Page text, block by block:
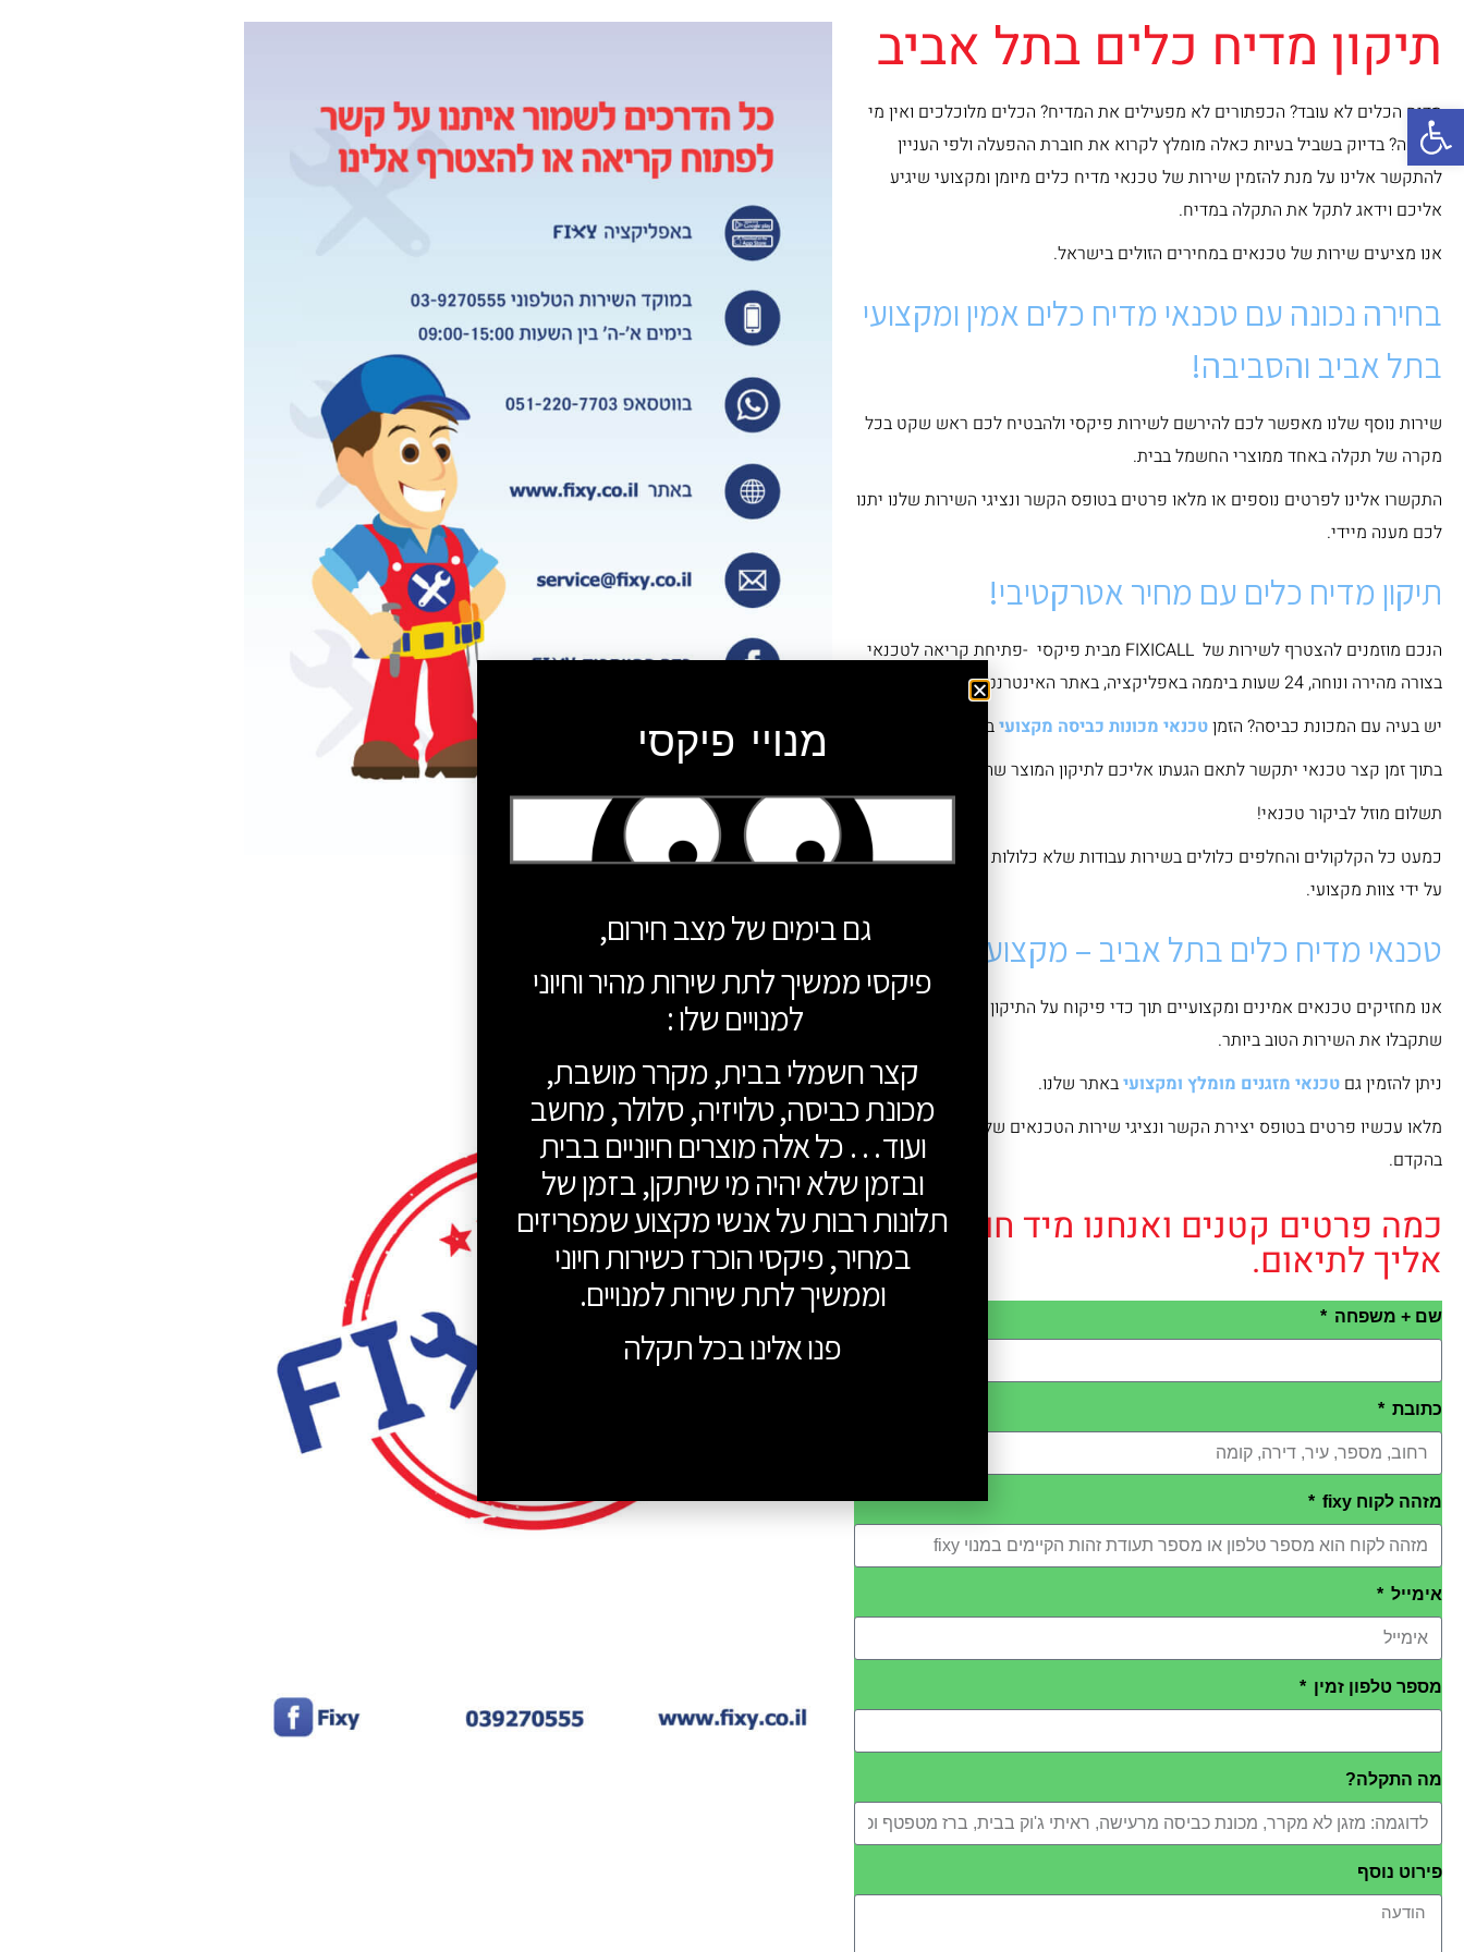
פתח סרגל נגישות
תיקון מדיח כלים בתל אביב
מדיח הכלים לא עובד? הכפתורים לא מפעילים את המדיח? הכלים מלוכלכים ואין מי
שינקה? בדיוק בשביל בעיות כאלה מומלץ לקרוא את חוברת ההפעלה ולפי העניין
להתקשר אלינו על מנת להזמין שירות של טכנאי מדיח כלים מיומן ומקצועי שיגיע
אליכם וידאג לתקל את התקלה במדיח.
אנו מציעים שירות של טכנאים במחירים הזולים בישראל.
בחירה נכונה עם טכנאי מדיח כלים אמין ומקצועי
בתל אביב והסביבה!
שירות נוסף שלנו מאפשר לכם להירשם לשירות פיקסי ולהבטיח לכם ראש שקט בכל
מקרה של תקלה באחד ממוצרי החשמל בבית.
התקשרו אלינו לפרטים נוספים או מלאו פרטים בטופס הקשר ונציגי השירות שלנו יתנו
לכם מענה מיידי.
תיקון מדיח כלים עם מחיר אטרקטיבי!
הנכם מוזמנים להצטרף לשירות של FIXICALL מבית פיקסי -פתיחת קריאה לטכנאי
בצורה מהירה ונוחה, 24 שעות ביממה באפליקציה, באתר האינטרנט, בפקס או אימייל.
יש בעיה עם המכונת כביסה? הזמןטכנאי מכונות כביסה מקצועיבאתר שלנו!
בתוך זמן קצר טכנאי יתקשר לתאם הגעתו אליכם לתיקון המוצר שהתקלקל
תשלום מוזל לביקור טכנאי!
כמעט כל הקלקולים והחלפים כלולים בשירות עבודות שלא כלולות בשירות מפוקחות
על ידי צוות מקצועי.
טכנאי מדיח כלים בתל אביב – מקצועי ואמין!
אנו מחזיקים טכנאים אמינים ומקצועיים תוך כדי פיקוח על התיקון ועל המחיר כדי
שתקבלו את השירות הטוב ביותר.
ניתן להזמין גם טכנאי מזגנים מומלץ ומקצועיבאתר שלנו.
מלאו עכשיו פרטים בטופס יצירת הקשר ונציגי שירות הטכנאים שלנו יחזרו אליכם
בהקדם.
כמה פרטים קטנים ואנחנו מיד חוזרים
אליך לתיאום.
שם + משפחה
כתובת
מזהה לקוח fixy
אימייל
מספר טלפון זמין
מה התקלה?
פירוט נוסף
מנויי פיקסי
גם בימים של מצב חירום,
פיקסי ממשיך לתת שירות מהיר וחיוני
למנויים שלו :
קצר חשמלי בבית, מקרר מושבת,
מכונת כביסה, טלויזיה, סלולר, מחשב
ועוד… כל אלה מוצרים חיוניים בבית
ובזמן שלא יהיה מי שיתקן, בזמן של
תלונות רבות על אנשי מקצוע שמפריזים
במחיר, פיקסי הוכרז כשירות חיוני
וממשיך לתת שירות למנויים.
פנו אלינו בכל תקלה